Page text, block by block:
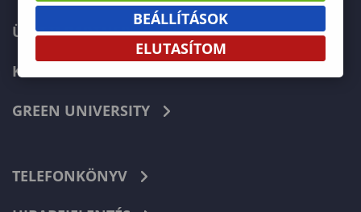
ÜZLETI PARTNEREKNEK
KARRIER
GREEN UNIVERSITY
TELEFONKÖNYV
BEÁLLÍTÁSOK
ELUTASÍTOM